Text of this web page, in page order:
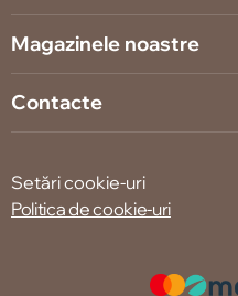
Magazinele noastre
Contacte
Setări cookie-uri
Politica de cookie-uri